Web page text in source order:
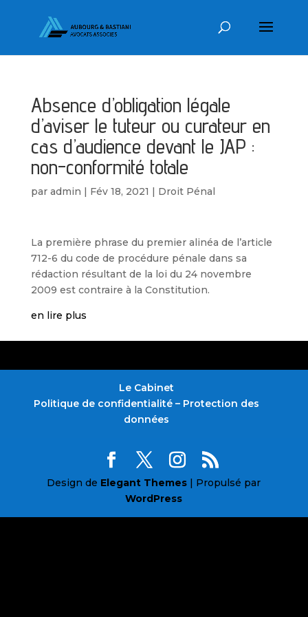
Absence d’obligation légale
d’aviser le tuteur ou curateur en
cas d’audience devant le JAP :
non-conformité totale
par admin | Fév 18, 2021 | Droit Pénal
La première phrase du premier alinéa de l’article
712-6 du code de procédure pénale dans sa
rédaction résultant de la loi du 24 novembre
2009 est contraire à la Constitution.
en lire plus
Le Cabinet
Politique de confidentialité – Protection des
données
Design de Elegant Themes | Propulsé par
WordPress